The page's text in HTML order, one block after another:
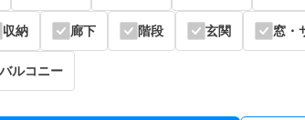
収納 廊下 階段 玄関 窓・
ルコニー